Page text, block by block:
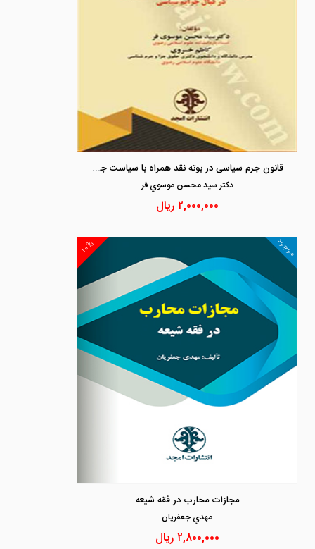
قانون جرم سیاسی در بوته نقد همراه با سیاست جنایی اسلام (فقه امامیه) در قبال جرایم سیاسی
دكتر سيد محسن موسوي فر
۲,۰۰۰,۰۰۰ریال
۱۰% موجود
مجازات محارب در فقه شیعه
مهدي جعفريان
۲,۸۰۰,۰۰۰ریال